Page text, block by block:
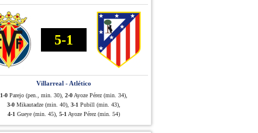
5-1
Villarreal - Atlético
1-0 Parejo (pen., min. 30), 2-0 Ayoze Pérez (min. 34),
3-0 Mikautadze (min. 40), 3-1 Pubill (min. 43),
4-1 Gueye (min. 45), 5-1 Ayoze Pérez (min. 54)